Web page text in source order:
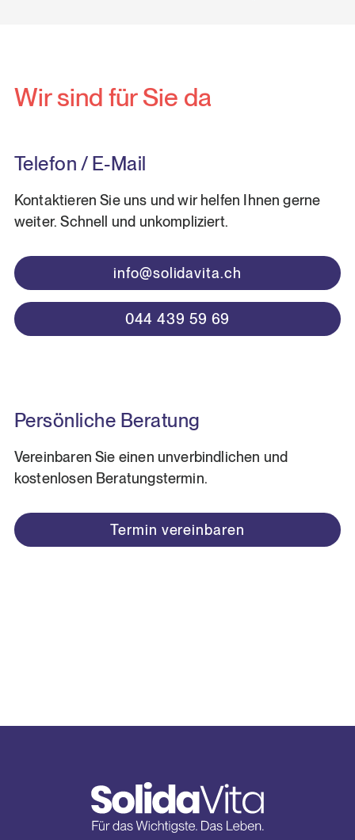
Wir sind für Sie da
Telefon / E-Mail
Kontaktieren Sie uns und wir helfen Ihnen gerne
weiter. Schnell und unkompliziert.
info@solidavita.ch
044 439 59 69
Persönliche Beratung
Vereinbaren Sie einen unverbindlichen und
kostenlosen Beratungstermin.
Termin vereinbaren